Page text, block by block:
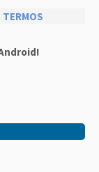
TERMOS